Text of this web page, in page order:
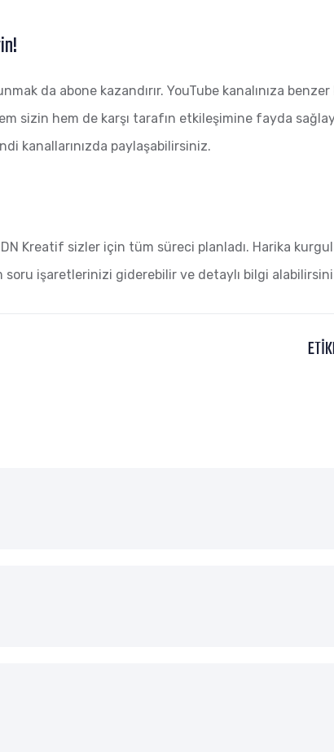
da abone kazandırır. YouTube kanalınıza
hem de karşı tarafın etkileşimine fayda
kanallarınızda paylaşabilirsiniz.
Kreatif sizler için tüm süreci planladı. Harika
soru işaretlerinizi giderebilir ve detaylı bilgi